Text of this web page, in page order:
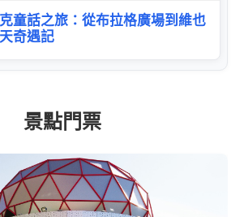
童話之旅：從布拉格廣場到維也
奇遇記
景點門票